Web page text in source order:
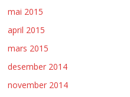
mai 2015
april 2015
mars 2015
desember 2014
november 2014